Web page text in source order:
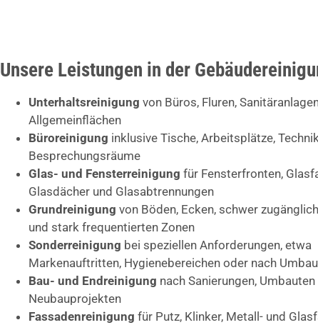
Unsere Leistungen in der
Unterhaltsreinigung von Büros, Fluren,
Allgemeinflächen
Büroreinigung inklusive Tische, Arbeitsplätze,
Besprechungsräume
Glas- und Fensterreinigung für Fensterfronten,
Glasdächer und Glasabtrennungen
Grundreinigung von Böden, Ecken, schwer
und stark frequentierten Zonen
Sonderreinigung bei speziellen Anforderungen, etwa
Markenauftritten, Hygienebereichen oder nach
Bau- und Endreinigung nach Sanierungen,
Neubauprojekten
Fassadenreinigung für Putz, Klinker, Metall- und